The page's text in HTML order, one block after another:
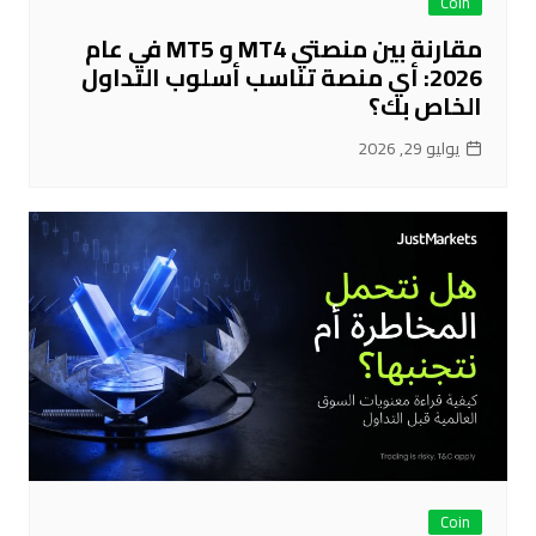
مقارنة بين منصتي MT4 و MT5 في عام
2026: أي منصة تناسب أسلوب التداول
الخاص بك؟
يوليو 29, 2026
Coin